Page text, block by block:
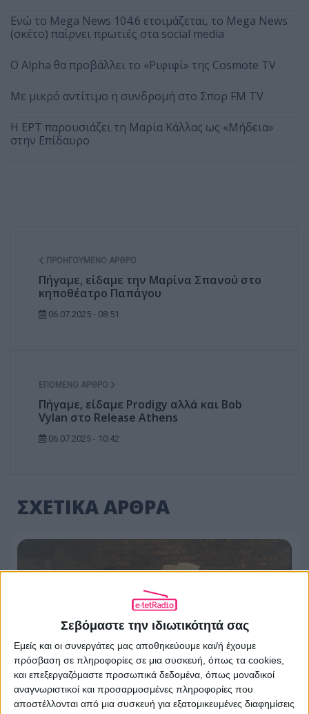
Σεβόμαστε την ιδιωτικότητά σας
Εμείς και οι συνεργάτες μας αποθηκεύουμε και/ή έχουμε
πρόσβαση σε πληροφορίες σε μια συσκευή, όπως τα cookies,
και επεξεργαζόμαστε προσωπικά δεδομένα, όπως μοναδικοί
αναγνωριστικοί και προσαρμοσμένες πληροφορίες που
αποστέλλονται από μια συσκευή για εξατομικευμένες διαφημίσεις
Ενώ το Mega News 104.6 ετοιμάζεται, το Mega News
(σκέτο) παίρνει πρωτιές στα social media
Ο Alpha θα προβάλλει το «Ριφιφί» της Cosmote TV
Με μικρό αντίτιμο η συνδρομή στο Σπορ FM TV
Η ΕΡΤ παρουσιάζει τη Μαρία Κάλλας ως «Μήδεια»
στην Επίδαυρο
ΠΡΟΗΓΟΎΜΕΝΟ ΆΡΘΡΟ
Πήγαμε, είδαμε την Μαρίνα Σπανού στο
κηποθέατρο Παπάγου
06.07.2025 - 08:51
ΕΠΌΜΕΝΟ ΆΡΘΡΟ
Πήγαμε, είδαμε Prodigy αλλά και Bob
Vylan στο Release Athens
06.07.2025 - 10:42
ΣΧΕΤΙΚΑ ΑΡΘΡΑ